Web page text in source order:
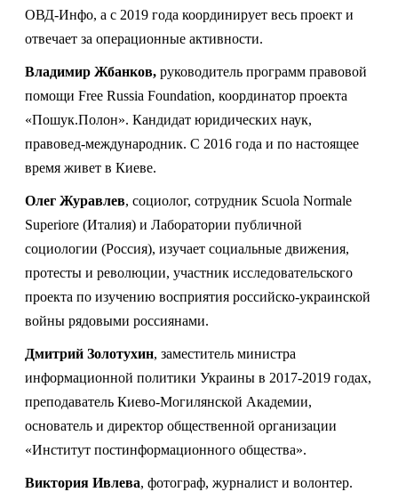
ОВД-Инфо, а с 2019 года координирует весь проект и
отвечает за операционные активности.
Владимир Жбанков, руководитель программ правовой
помощи Free Russia Foundation, координатор проекта
«Пошук.Полон». Кандидат юридических наук,
правовед-международник. С 2016 года и по настоящее
время живет в Киеве.
Олег Журавлев, социолог, сотрудник Scuola Normale
Superiore (Италия) и Лаборатории публичной
социологии (Россия), изучает социальные движения,
протесты и революции, участник исследовательского
проекта по изучению восприятия российско-украинской
войны рядовыми россиянами.
Дмитрий Золотухин, заместитель министра
информационной политики Украины в 2017-2019 годах,
преподаватель Киево-Могилянской Академии,
основатель и директор общественной организации
«Институт постинформационного общества».
Виктория Ивлева, фотограф, журналист и волонтер.